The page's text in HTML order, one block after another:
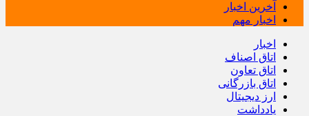
آخرین اخبار
اخبار مهم
اخبار
اتاق اصناف
اتاق تعاون
اتاق بازرگانی
ارز دیجیتال
یادداشت